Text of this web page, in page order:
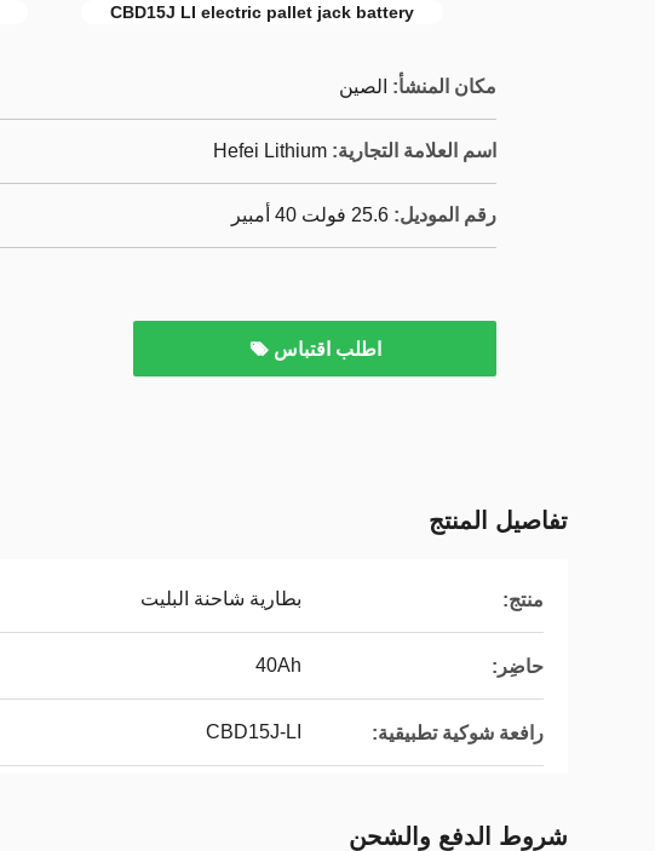
CBD15J LI electric pallet jack battery
مكان المنشأ: الصين
اسم العلامة التجارية: Hefei Lithium
رقم الموديل: 25.6 فولت 40 أمبير
اطلب اقتباس
تفاصيل المنتج
منتج: بطارية شاحنة البليت
حاضِر: 40Ah
رافعة شوكية تطبيقية: CBD15J-LI
شروط الدفع والشحن